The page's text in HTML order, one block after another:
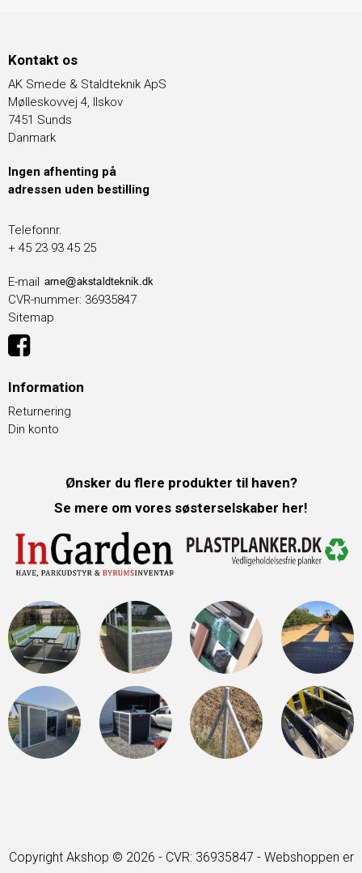
Kontakt os
AK Smede & Staldteknik ApS
Mølleskovvej 4, Ilskov
7451 Sunds
Danmark
Ingen afhenting på
adressen uden bestilling
Telefonnr.
+ 45 23 93 45 25
E-mail
CVR-nummer: 36935847
Sitemap
Information
Returnering
Din konto
Ønsker du flere produkter til haven?
Se mere om vores søsterselskaber her!
Copyright Akshop © 2026 - CVR: 36935847 - Webshoppen er